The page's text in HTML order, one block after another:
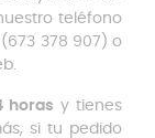
teléfono
(673 378 907) o
horas y tienes
si tu pedido